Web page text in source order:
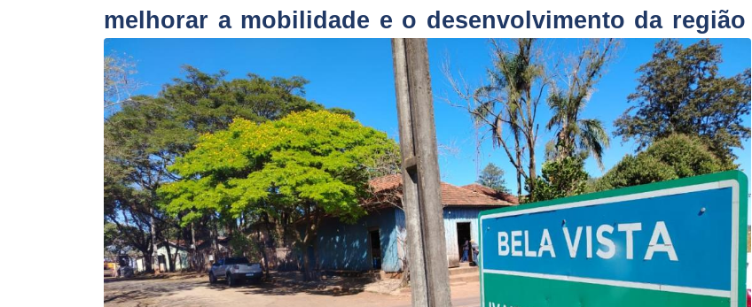
melhorar a mobilidade e o desenvolvimento da região